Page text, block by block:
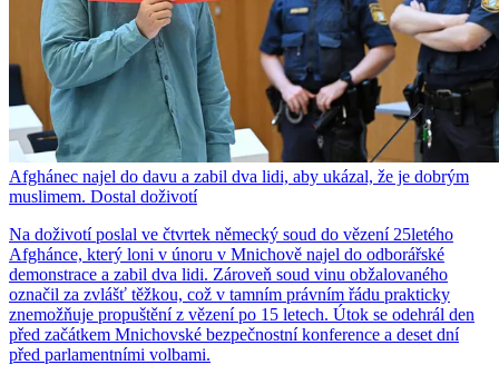
Afghánec najel do davu a zabil dva lidi, aby ukázal, že je dobrým
muslimem. Dostal doživotí
Na doživotí poslal ve čtvrtek německý soud do vězení 25letého
Afghánce, který loni v únoru v Mnichově najel do odborářské
demonstrace a zabil dva lidi. Zároveň soud vinu obžalovaného
označil za zvlášť těžkou, což v tamním právním řádu prakticky
znemožňuje propuštění z vězení po 15 letech. Útok se odehrál den
před začátkem Mnichovské bezpečnostní konference a deset dní
před parlamentními volbami.